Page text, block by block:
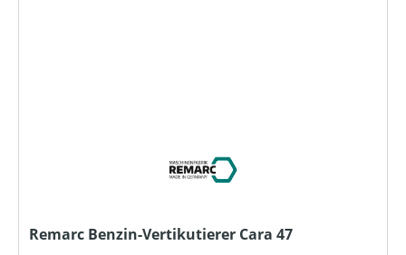
Remarc Benzin-Vertikutierer Cara 47